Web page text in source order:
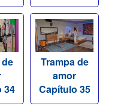
34
Trampa de
amor
Capítulo 35